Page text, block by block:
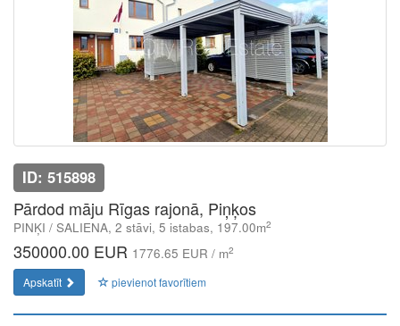
ID: 515898
Pārdod māju Rīgas rajonā, Piņķos
PINĶI / SALIENA, 2 stāvi, 5 istabas, 197.00m2
350000.00 EUR 1776.65 EUR / m2
Apskatīt pievienot favorītiem